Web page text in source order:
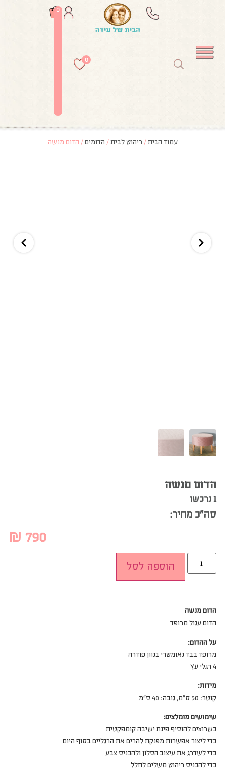
0
0
עמוד הבית/ ריהוט לבית/ הדומים/ הדום מנשה
הדום מנשה
1 נרכשו
סה”כ מחיר:
₪ 790
הוספה לסל
הדום מנשה
הדום עגול מרופד
על ההדום:
מרופד בבד גאומטרי בגוון פודרה
4 רגלי עץ
מידות:
קוטר: 50 ס”מ, גובה: 40 ס”מ
שימושים מומלצים:
כשרוצים להוסיף פינת ישיבה קומפקטית
כדי ליצור אפשרות מפנקת להרים את הרגליים בסוף היום
כדי לשדרג את עיצוב הסלון ולהכניס צבע
כדי להכניס ריהוט משלים לחלל